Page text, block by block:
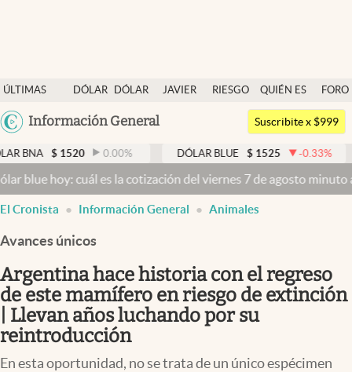
ÚLTIMAS
NOTICIAS
DÓLAR
DÓLAR
JAVIER
RIESGO
QUIÉN ES
QUIÉN
FORO
Argentina
México
Información General
Dólar
Members
Economía y Política
Finanzas y Mercados
Mercados Online
Negocios
Columnistas
Otras secciones
Apertura
Infotechnology
Suscribite x $999
1520 0.00% DÓLAR BLUE $ 1525 -0.33% DÓLAR
cuál es la cotización del viernes 7 de agosto minuto a minuto
El Cronista Información General Animales
Avances únicos
Argentina hace historia con el regreso
de este mamífero en riesgo de extinción
| Llevan años luchando por su
reintroducción
En esta oportunidad, no se trata de un único espécimen